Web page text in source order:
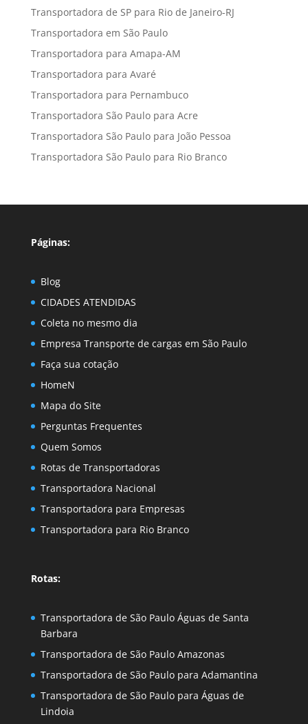
Transportadora de SP para Rio de Janeiro-RJ
Transportadora em São Paulo
Transportadora para Amapa-AM
Transportadora para Avaré
Transportadora para Pernambuco
Transportadora São Paulo para Acre
Transportadora São Paulo para João Pessoa
Transportadora São Paulo para Rio Branco
Páginas:
Blog
CIDADES ATENDIDAS
Coleta no mesmo dia
Empresa Transporte de cargas em São Paulo
Faça sua cotação
HomeN
Mapa do Site
Perguntas Frequentes
Quem Somos
Rotas de Transportadoras
Transportadora Nacional
Transportadora para Empresas
Transportadora para Rio Branco
Rotas:
Transportadora de São Paulo Águas de Santa
Barbara
Transportadora de São Paulo Amazonas
Transportadora de São Paulo para Adamantina
Transportadora de São Paulo para Águas de
Lindoia